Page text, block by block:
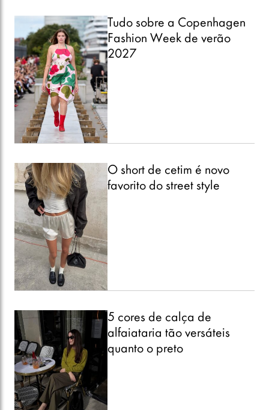
Tudo sobre a Copenhagen
Fashion Week de verão
2027
O short de cetim é novo
favorito do street style
5 cores de calça de
alfaiataria tão versáteis
quanto o preto